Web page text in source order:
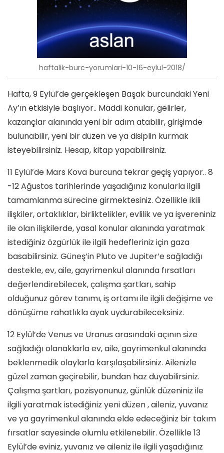
haftalik-burc-yorumlari-10-16-eylul-2018/
Hafta, 9 Eylül’de gerçekleşen Başak burcundaki Yeni
Ay’ın etkisiyle başlıyor.. Maddi konular, gelirler,
kazançlar alanında yeni bir adım atabilir, girişimde
bulunabilir, yeni bir düzen ve ya disiplin kurmak
isteyebilirsiniz. Hesap, kitap yapabilirsiniz.
11 Eylül’de Mars Kova burcuna tekrar geçiş yapıyor.. 8
-12 Ağustos tarihlerinde yaşadığınız konularla ilgili
tamamlanma sürecine girmektesiniz. Özellikle ikili
ilişkiler, ortaklıklar, birliktelikler, evlilik ve ya işvereniniz
ile olan ilişkilerde, yasal konular alanında yaratmak
istediğiniz özgürlük ile ilgili hedefleriniz için gaza
basabilirsiniz. Güneş’in Pluto ve Jupiter’e sağladığı
destekle, ev, aile, gayrimenkul alanında fırsatları
değerlendirebilecek, çalışma şartları, sahip
olduğunuz görev tanımı, iş ortamı ile ilgili değişime ve
dönüşüme rahatlıkla ayak uydurabileceksiniz.
12 Eylül’de Venus ve Uranus arasındaki açının size
sağladığı olanaklarla ev, aile, gayrimenkul alanında
beklenmedik olaylarla karşılaşabilirsiniz. Ailenizle
güzel zaman geçirebilir, bundan haz duyabilirsiniz.
Çalışma şartları, pozisyonunuz, günlük düzeniniz ile
ilgili yaratmak istediğiniz yeni düzen , aileniz, yuvanız
ve ya gayrimenkul alanında elde edeceğiniz bir takım
fırsatlar sayesinde olumlu etkilenebilir. Özellikle 13
Eylül’de eviniz, yuvanız ve aileniz ile ilgili yaşadığınız